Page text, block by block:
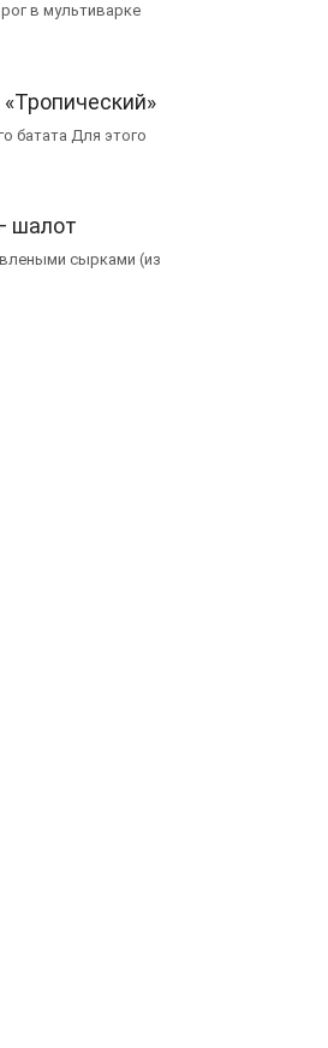
в мультиварке
батата Для этого
шалот
сырками (из